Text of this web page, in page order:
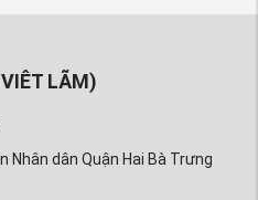
LÃM)
Nhân dân Quận Hai Bà Trưng